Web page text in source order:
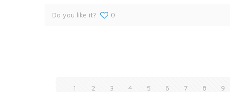
Do you like it? 0
1 2 3 4 5 6 7 8 9